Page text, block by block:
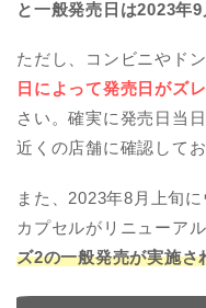
と一般発売日は2023年
ただし、コンビニやド
日によって発売日がズ
さい。確実に発売日当
近くの店舗に確認して
また、2023年8月上旬
カプセルがリニューア
ズ2の一般発売が実施さ